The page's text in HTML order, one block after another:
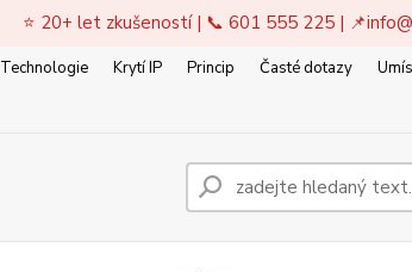
⭐ 20+ let zkušeností | 📞 601 555 225 | 📌
Technologie Krytí IP Princip Časté dotazy